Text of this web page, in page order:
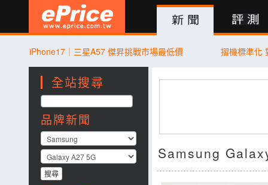
評測 討論 產品 買賣 登入
iPhone17｜三星A57 傑昇挑戰市場最低價 摺機標準化
全站搜尋
品牌新聞
Samsung